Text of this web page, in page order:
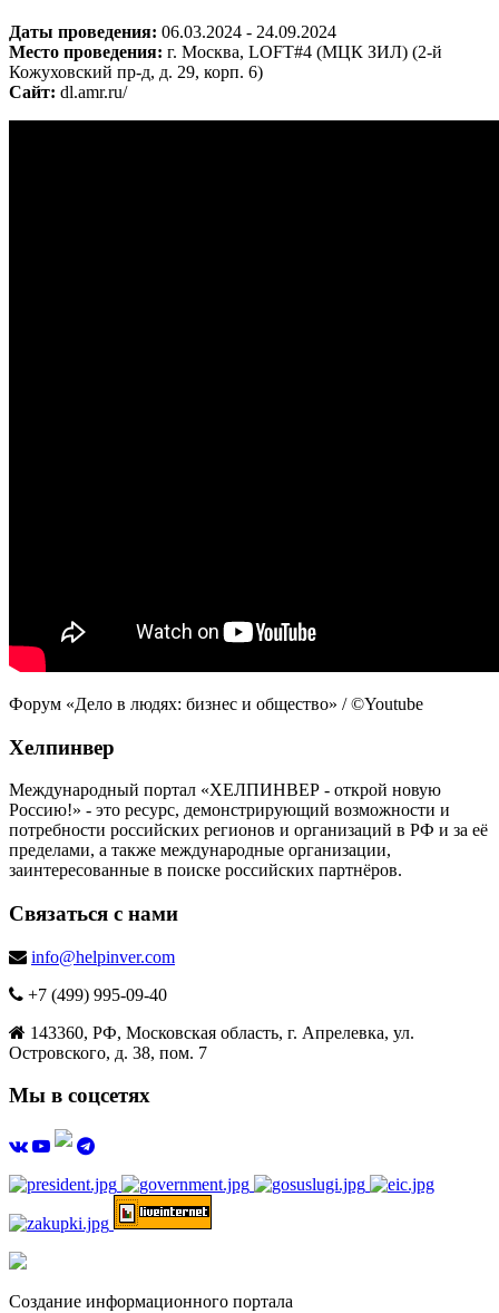
Даты проведения: 06.03.2024 - 24.09.2024
Место проведения: г. Москва, LOFT#4 (МЦК ЗИЛ) (2-й
Кожуховский пр-д, д. 29, корп. 6)
Сайт: dl.amr.ru/
Форум «Дело в людях: бизнес и общество» / ©Youtube
Хелпинвер
Международный портал «ХЕЛПИНВЕР - открой новую
Россию!» - это ресурс, демонстрирующий возможности и
потребности российских регионов и организаций в РФ и за её
пределами, а также международные организации,
заинтересованные в поиске российских партнёров.
Связаться с нами
info@helpinver.com
+7 (499) 995-09-40
143360, РФ, Московская область, г. Апрелевка, ул.
Островского, д. 38, пом. 7
Мы в соцсетях
Создание информационного портала